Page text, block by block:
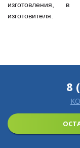
изготовления, в
изготовителя.
8